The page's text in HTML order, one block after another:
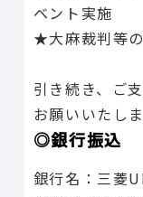
ベント実施
★大麻裁判等
引き続き、ご
お願いいたしま
◎銀行振込
銀行名：三菱